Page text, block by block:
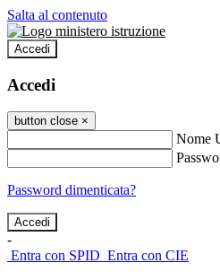
Salta al contenuto
Accedi
Accedi
button close ×
Nome
Password dimenticata?
-
Entra con SPID Entra con CIE